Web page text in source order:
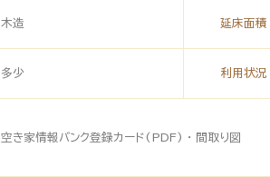
木造 延床面積
多少 利用状況
空き家情報バンク登録カード(PDF) ・ 間取り図